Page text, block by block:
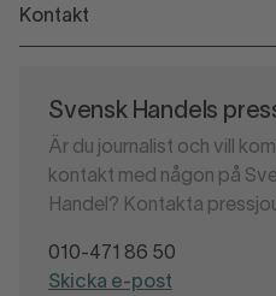
Kontakt
Svensk Handels
Är du journalist och vill
kontakt med någon på
Handel? Kontakta
010-471 86 50
Skicka e-post